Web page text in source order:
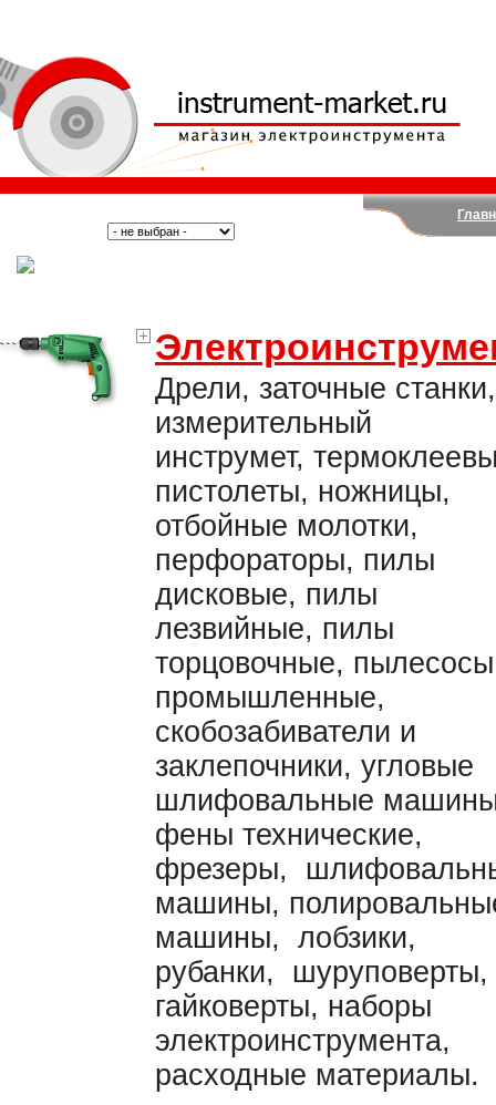
Дрели, заточные станки,
измерительный
инструмет,
пистолеты, ножницы,
отбойные молотки,
перфораторы, пилы
дисковые, пилы
лезвийные, пилы
торцовочные, пылесосы
промышленные,
скобозабиватели и
заклепочники, угловые
шлифовальные
фены технические,
фрезеры,
машины,
машины, лобзики,
рубанки, шуруповерты,
гайковерты, наборы
электроинструмента,
расходные материалы.